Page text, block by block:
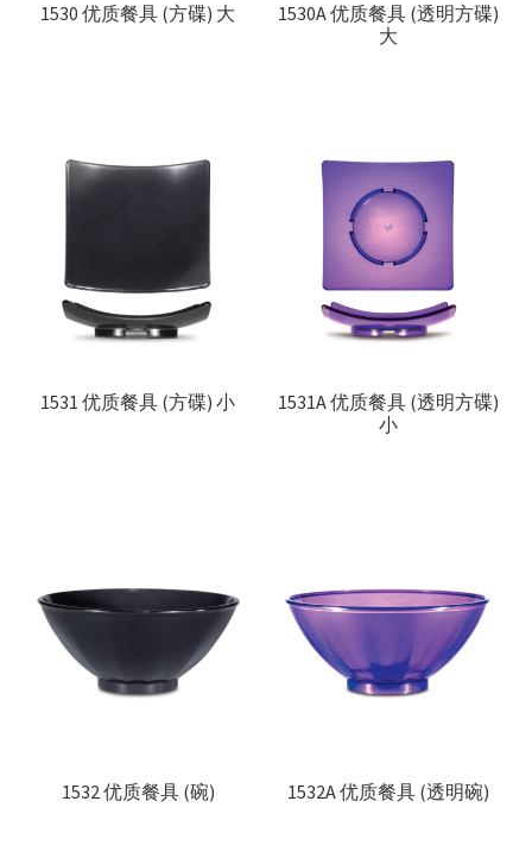
1530 优质餐具 (方碟) 大
1530A 优质餐具 (透明方碟)
大
1531 优质餐具 (方碟) 小
1531A 优质餐具 (透明方碟)
小
1532 优质餐具 (碗) 1532A 优质餐具 (透明碗)